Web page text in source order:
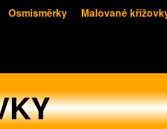
Osmisměrky Malované